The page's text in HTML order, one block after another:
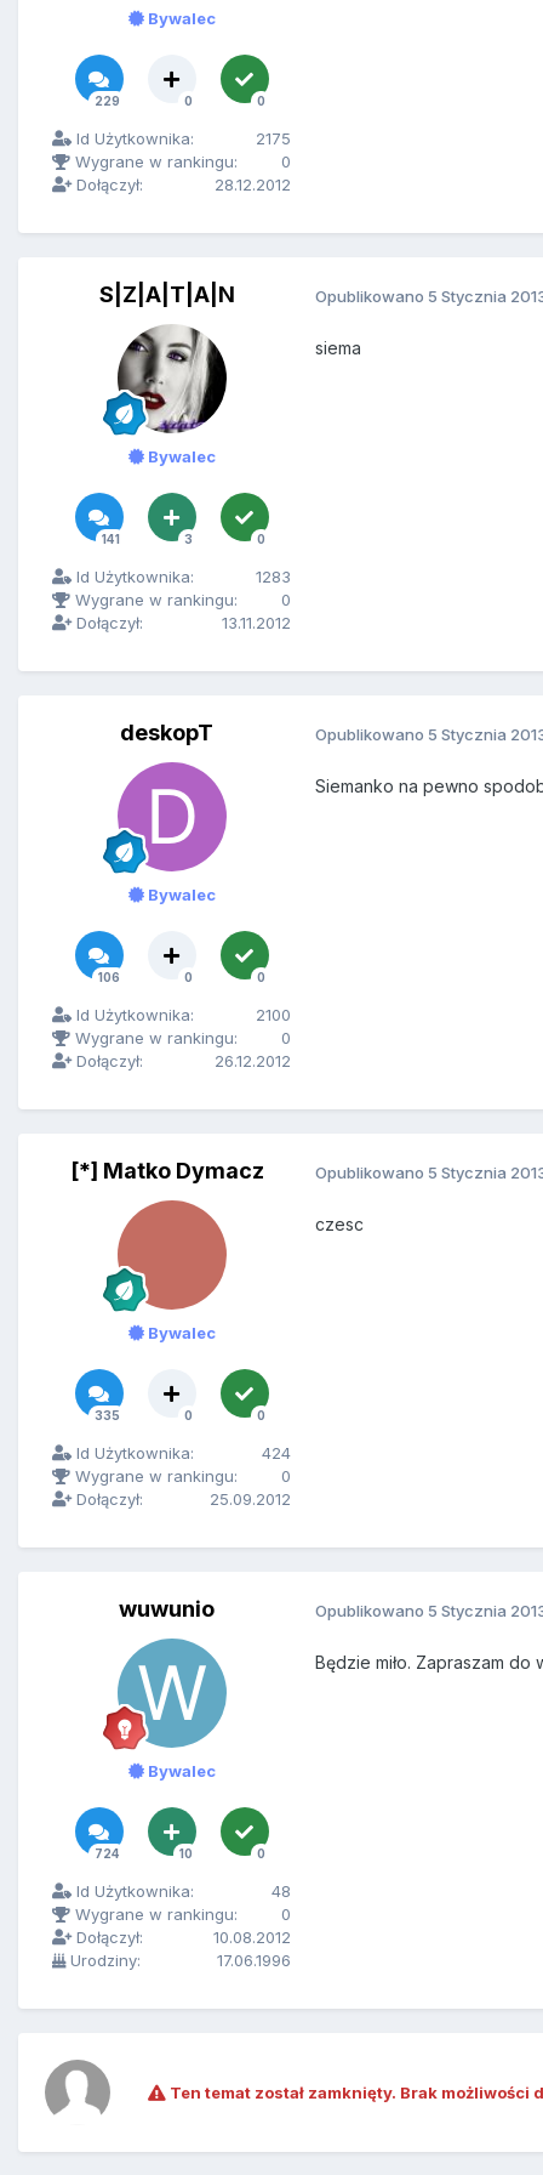
Bywalec
229 0 0
Id Użytkownika:
2175
Wygrane w rankingu:
0
Dołączył:
28.12.2012
S|Z|A|T|A|N
Bywalec
141 3 0
Id Użytkownika:
1283
Wygrane w rankingu:
0
Dołączył:
13.11.2012
Opublikowano 5 Stycznia
siema
deskopT
Bywalec
106 0 0
Id Użytkownika:
2100
Wygrane w rankingu:
0
Dołączył:
26.12.2012
Opublikowano 5 Stycznia
Siemanko na pewno
[*] Matko Dymacz
Bywalec
335 0 0
Id Użytkownika:
424
Wygrane w rankingu:
0
Dołączył:
25.09.2012
Opublikowano 5 Stycznia
czesc
wuwunio
Bywalec
724 10 0
Id Użytkownika:
48
Wygrane w rankingu:
0
Dołączył:
10.08.2012
Urodziny:
17.06.1996
Opublikowano 5 Stycznia
Będzie miło. Zapraszam
Ten temat został zamknięty. Brak możliwości